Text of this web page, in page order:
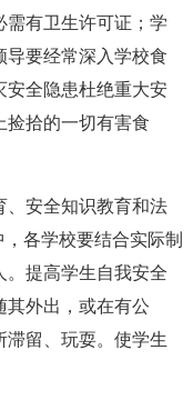
需有卫生许可证；学
导要经常深入学校食
安全隐患杜绝重大安
捡拾的一切有害食
、安全知识教育和法
各学校要结合实际制
。提高学生自我安全
其外出，或在有公
滞留、玩耍。使学生